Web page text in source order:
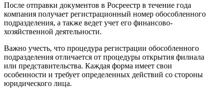
После отправки документов в Росреестр в течение года
компания получает регистрационный номер обособленного
подразделения, а также ведет учет его финансово-
хозяйственной деятельности.
Важно учесть, что процедура регистрации обособленного
подразделения отличается от процедуры открытия филиала
или представительства. Каждая форма имеет свои
особенности и требует определенных действий со стороны
юридического лица.